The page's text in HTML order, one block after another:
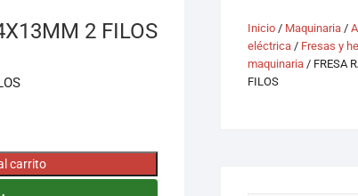
2 FILOS
carrito
Inicio / Maquinaria /
eléctrica / Fresas y
maquinaria / FRESA
FILOS